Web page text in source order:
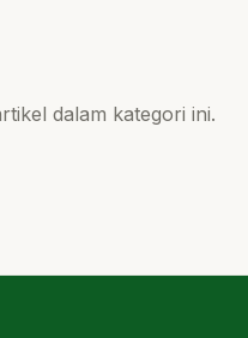
dalam kategori ini.